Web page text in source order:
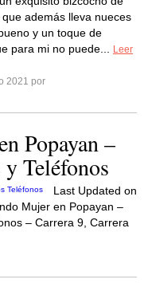
además lleva nueces
y un toque de
para mi no puede...
Leer
2021 por
Popayan –
Teléfonos
Last Updated on
Mujer en Popayan –
– Carrera 9, Carrera